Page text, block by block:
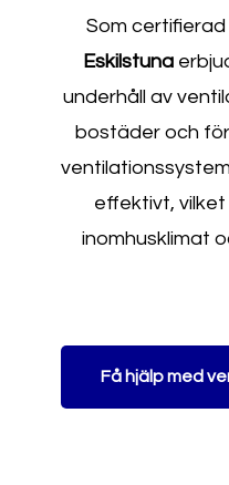
Som
Eskilstuna
underhåll av
bostäder och
effektivt,
inomhusklimat
Få hjälp med